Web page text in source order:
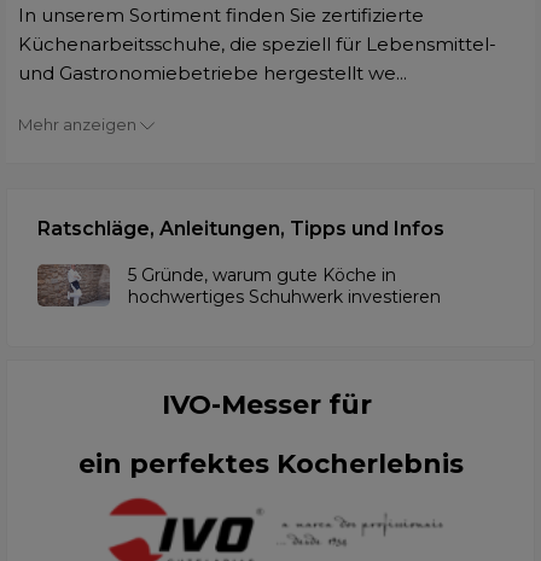
In unserem Sortiment finden Sie zertifizierte
Küchenarbeitsschuhe, die speziell für Lebensmittel-
und Gastronomiebetriebe hergestellt we...
Mehr anzeigen
Ratschläge, Anleitungen, Tipps und Infos
5 Gründe, warum gute Köche in
hochwertiges Schuhwerk investieren
IVO-Messer für
ein perfektes Kocherlebnis